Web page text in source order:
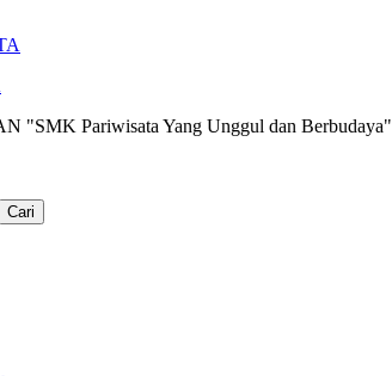
"SMK Pariwisata Yang Unggul dan Berbudaya"